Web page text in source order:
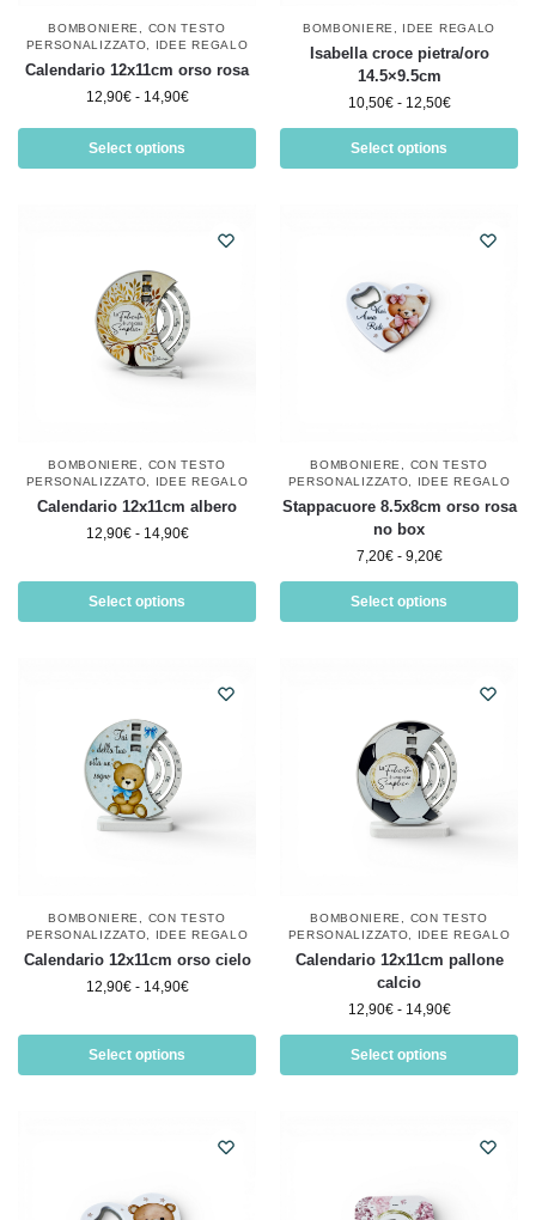
BOMBONIERE
CON TESTO
PERSONALIZZATO
IDEE REGALO
Calendario 12x11cm orso rosa
12,90€ - 14,90€
Select options
BOMBONIERE IDEE REGALO
Isabella croce pietra/oro
14.5×9.5cm
10,50€ - 12,50€
Select options
BOMBONIERE
CON TESTO
PERSONALIZZATO
IDEE REGALO
Calendario 12x11cm albero
12,90€ - 14,90€
Select options
BOMBONIERE
CON TESTO
PERSONALIZZATO
IDEE REGALO
Stappacuore 8.5x8cm orso rosa
no box
7,20€ - 9,20€
Select options
BOMBONIERE
CON TESTO
PERSONALIZZATO
IDEE REGALO
Calendario 12x11cm orso cielo
12,90€ - 14,90€
Select options
BOMBONIERE
CON TESTO
PERSONALIZZATO
IDEE REGALO
Calendario 12x11cm pallone
calcio
12,90€ - 14,90€
Select options